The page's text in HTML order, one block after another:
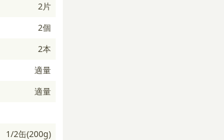
2片
2個
2本
適量
適量
1/2缶(200g)